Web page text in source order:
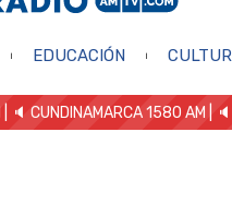
EDUCACIÓN
| 🔈 CUNDINAMARCA 1580 AM |